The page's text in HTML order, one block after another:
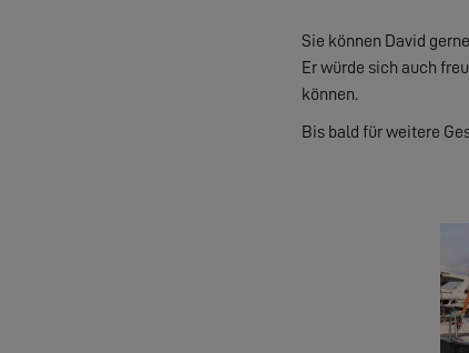
Sie können David
Er würde sich auch
können.
Bis bald für weitere